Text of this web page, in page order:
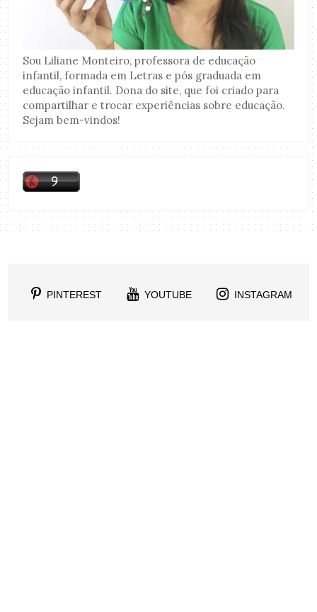
Sou Liliane Monteiro, professora de educação
infantil, formada em Letras e pós graduada em
educação infantil. Dona do site, que foi criado para
compartilhar e trocar experiências sobre educação.
Sejam bem-vindos!
PINTEREST YOUTUBE INSTAGRAM